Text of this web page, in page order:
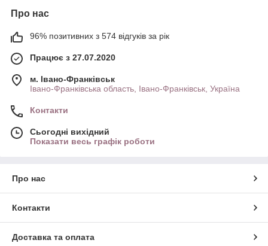
Про нас
96% позитивних з 574 відгуків за рік
Працює з 27.07.2020
м. Івано-Франківськ
Івано-Франківська область, Івано-Франківськ, Україна
Контакти
Сьогодні вихідний
Показати весь графік роботи
Про нас
Контакти
Доставка та оплата